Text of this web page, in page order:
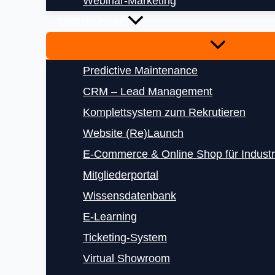
Predictive Maintenance
CRM – Lead Management
Komplettsystem zum Rekrutieren
Website (Re)Launch
E‑Commerce & Online Shop für
Mitgliederportal
Wissensdatenbank
E‑Learning
Ticketing-System
Virtual Showroom